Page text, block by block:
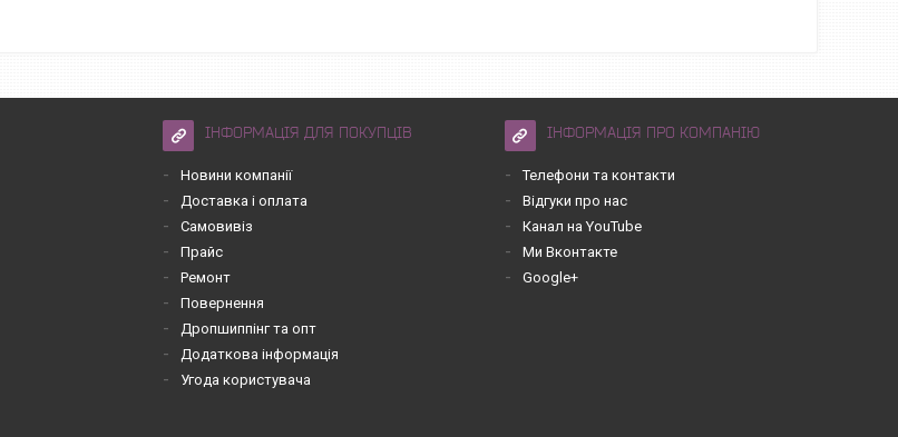
ІНФОРМАЦІЯ ДЛЯ ПОКУПЦІВ
Новини компанії
Доставка і оплата
Самовивіз
Прайс
Ремонт
Повернення
Дропшиппінг та опт
Додаткова інформація
Угода користувача
ІНФОРМАЦІЯ ПРО КОМПАНІЮ
Телефони та контакти
Відгуки про нас
Канал на YouTube
Ми Вконтакте
Google+